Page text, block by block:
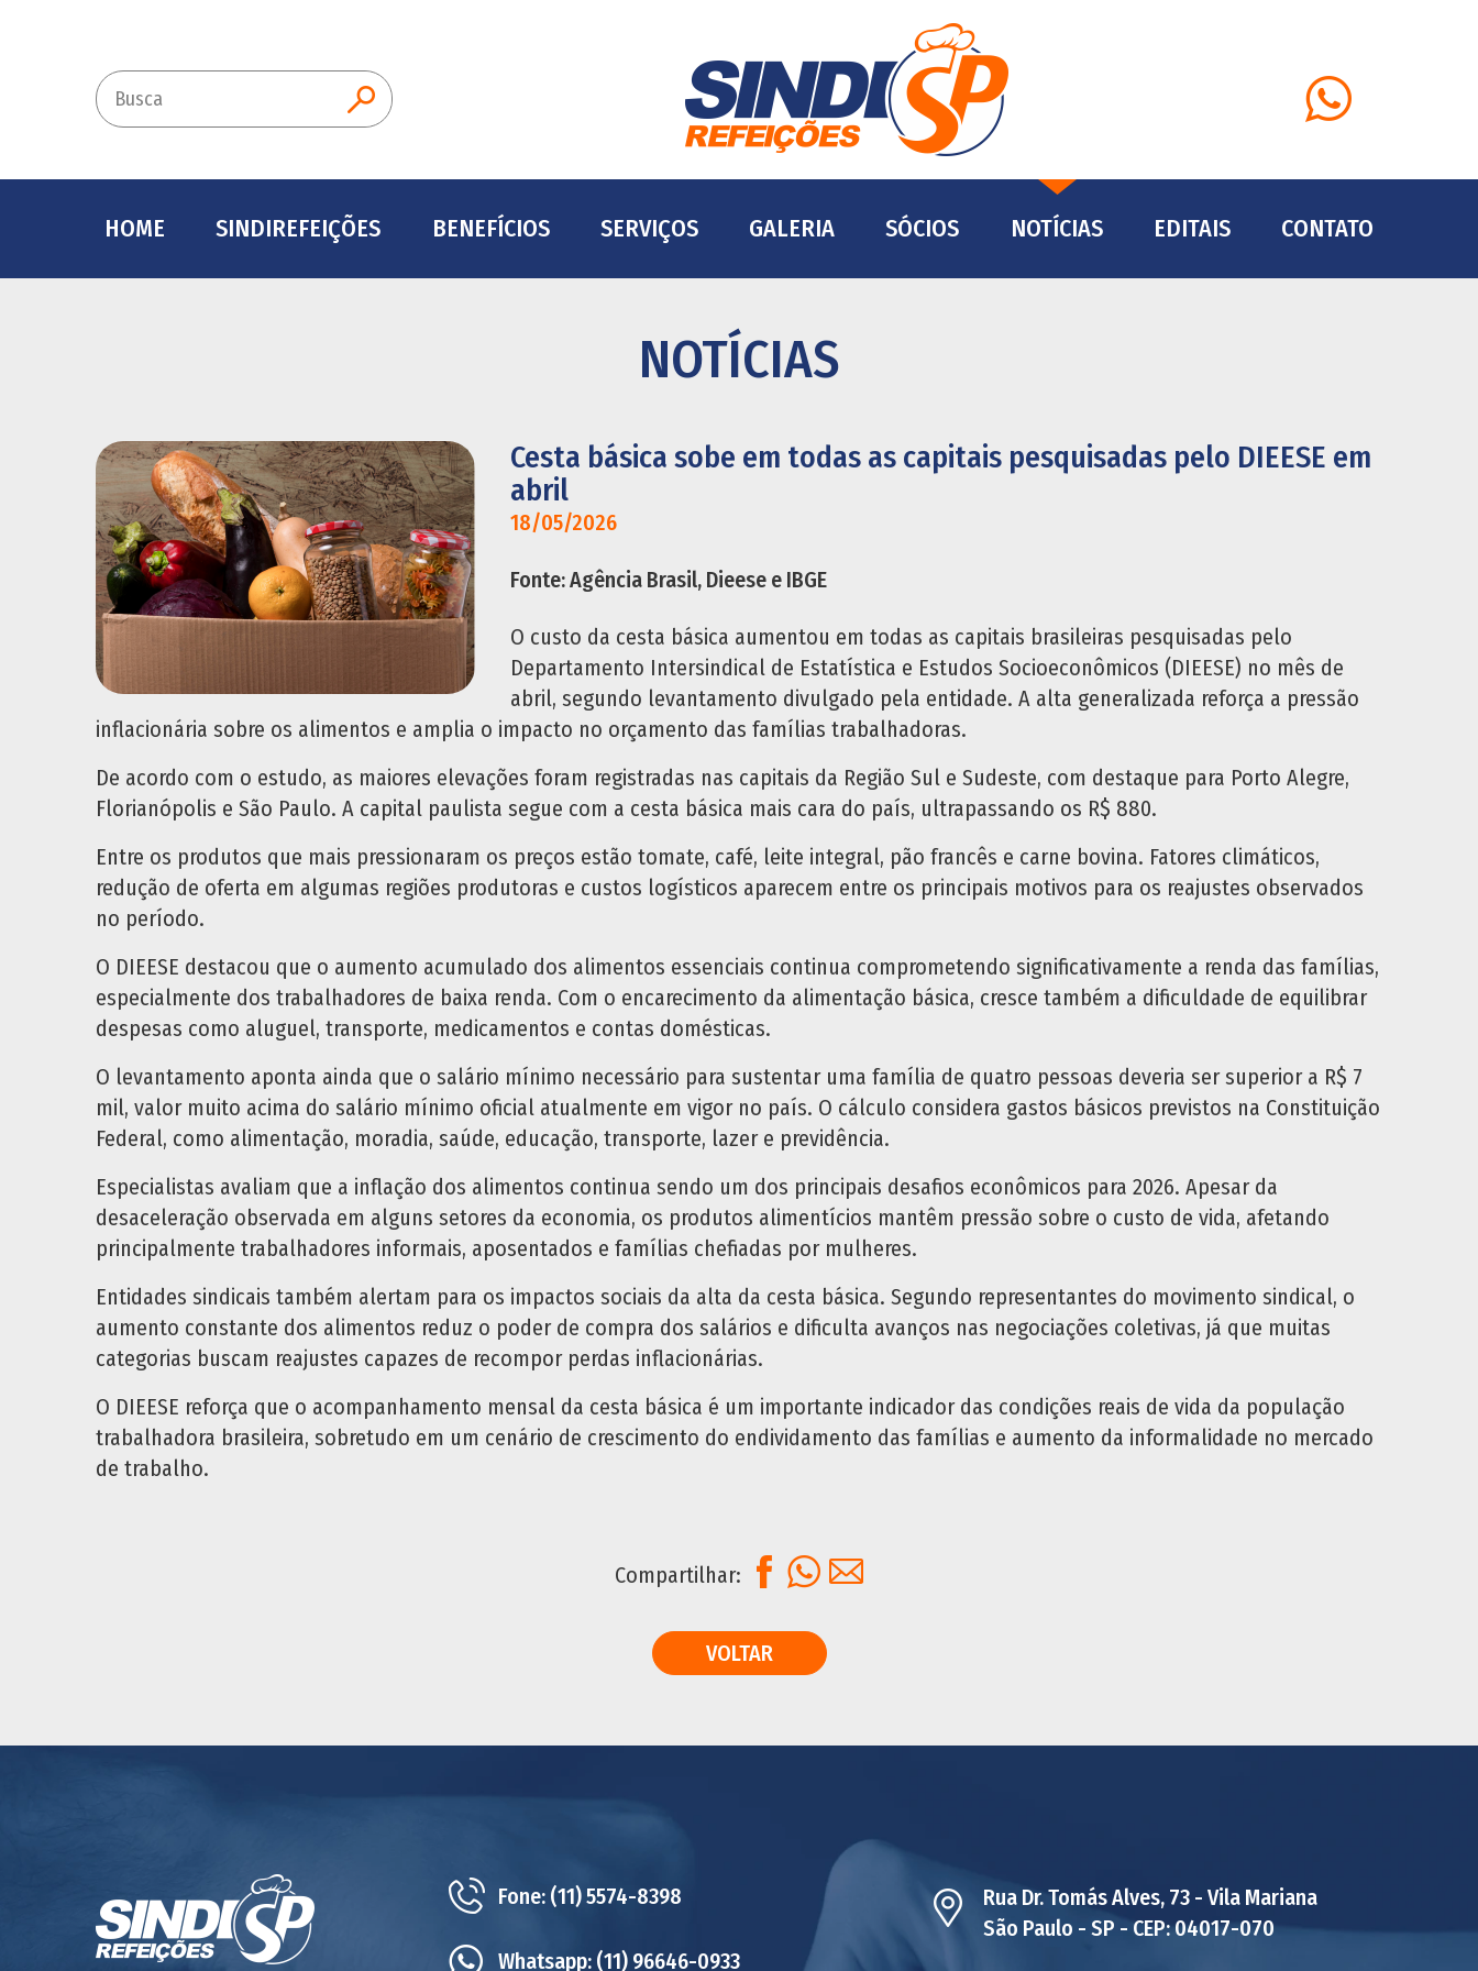
Busca
BUSCAR
Whatsapp
HOME SINDIREFEIÇÕES BENEFÍCIOS SERVIÇOS GALERIA SÓCIOS NOTÍCIAS EDITAIS CONTATO
NOTÍCIAS
Cesta básica sobe em todas as capitais pesquisadas pelo DIEESE em
abril
18/05/2026
Fonte: Agência Brasil, Dieese e IBGE
O custo da cesta básica aumentou em todas as capitais brasileiras pesquisadas pelo
Departamento Intersindical de Estatística e Estudos Socioeconômicos (DIEESE) no mês de
abril, segundo levantamento divulgado pela entidade. A alta generalizada reforça a pressão
inflacionária sobre os alimentos e amplia o impacto no orçamento das famílias trabalhadoras.
De acordo com o estudo, as maiores elevações foram registradas nas capitais da Região Sul e Sudeste, com destaque para Porto Alegre,
Florianópolis e São Paulo. A capital paulista segue com a cesta básica mais cara do país, ultrapassando os R$ 880.
Entre os produtos que mais pressionaram os preços estão tomate, café, leite integral, pão francês e carne bovina. Fatores climáticos,
redução de oferta em algumas regiões produtoras e custos logísticos aparecem entre os principais motivos para os reajustes observados
no período.
O DIEESE destacou que o aumento acumulado dos alimentos essenciais continua comprometendo significativamente a renda das famílias,
especialmente dos trabalhadores de baixa renda. Com o encarecimento da alimentação básica, cresce também a dificuldade de equilibrar
despesas como aluguel, transporte, medicamentos e contas domésticas.
O levantamento aponta ainda que o salário mínimo necessário para sustentar uma família de quatro pessoas deveria ser superior a R$ 7
mil, valor muito acima do salário mínimo oficial atualmente em vigor no país. O cálculo considera gastos básicos previstos na Constituição
Federal, como alimentação, moradia, saúde, educação, transporte, lazer e previdência.
Especialistas avaliam que a inflação dos alimentos continua sendo um dos principais desafios econômicos para 2026. Apesar da
desaceleração observada em alguns setores da economia, os produtos alimentícios mantêm pressão sobre o custo de vida, afetando
principalmente trabalhadores informais, aposentados e famílias chefiadas por mulheres.
Entidades sindicais também alertam para os impactos sociais da alta da cesta básica. Segundo representantes do movimento sindical, o
aumento constante dos alimentos reduz o poder de compra dos salários e dificulta avanços nas negociações coletivas, já que muitas
categorias buscam reajustes capazes de recompor perdas inflacionárias.
O DIEESE reforça que o acompanhamento mensal da cesta básica é um importante indicador das condições reais de vida da população
trabalhadora brasileira, sobretudo em um cenário de crescimento do endividamento das famílias e aumento da informalidade no mercado
de trabalho.
Compartilhar: Facebook
WhatsApp
E-mail
VOLTAR
Fone: (11) 5574-8398
Whatsapp: (11) 96646-0933
Rua Dr. Tomás Alves, 73 - Vila Mariana
São Paulo - SP - CEP: 04017-070